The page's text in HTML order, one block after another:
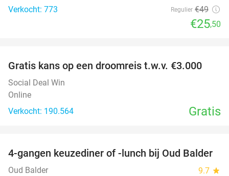
Verkocht: 773
Regulier €49
€25,50
Gratis kans op een droomreis t.w.v. €3.000
Social Deal Win
Online
Verkocht: 190.564
Gratis
48%
4-gangen keuzediner of -lunch bij Oud Balder
Oud Balder 9.7 star